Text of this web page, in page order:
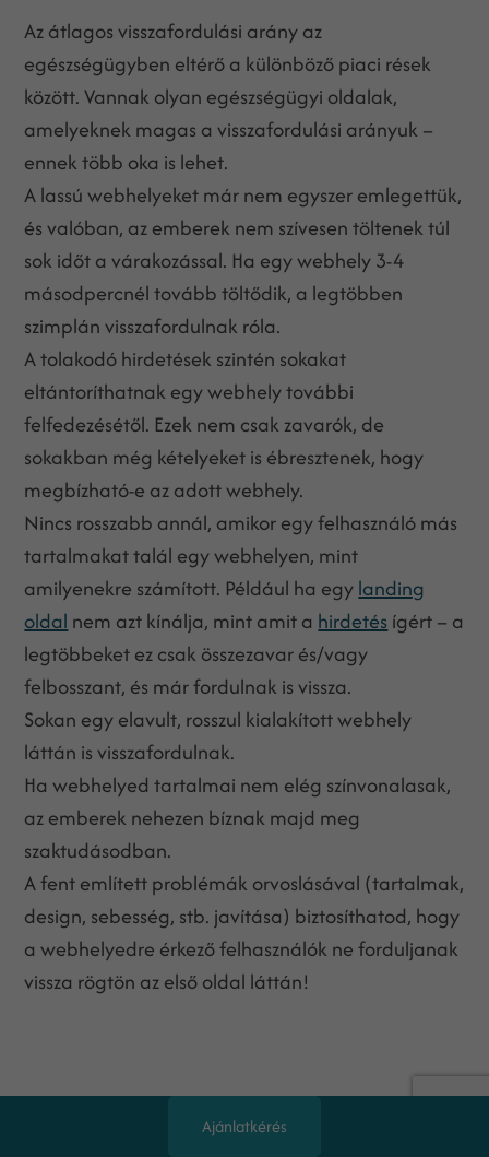
Az átlagos visszafordulási arány az
egészségügyben eltérő a különböző piaci rések
között. Vannak olyan egészségügyi oldalak,
amelyeknek magas a visszafordulási arányuk –
ennek több oka is lehet.
A lassú webhelyeket már nem egyszer emlegettük,
és valóban, az emberek nem szívesen töltenek túl
sok időt a várakozással. Ha egy webhely 3-4
másodpercnél tovább töltődik, a legtöbben
szimplán visszafordulnak róla.
A tolakodó hirdetések szintén sokakat
eltántoríthatnak egy webhely további
felfedezésétől. Ezek nem csak zavarók, de
sokakban még kételyeket is ébresztenek, hogy
megbízható-e az adott webhely.
Nincs rosszabb annál, amikor egy felhasználó más
tartalmakat talál egy webhelyen, mint
amilyenekre számított. Például ha egylanding
oldal nem azt kínálja, mint amit a hirdetés ígért – a
legtöbbeket ez csak összezavar és/vagy
felbosszant, és már fordulnak is vissza.
Sokan egy elavult, rosszul kialakított webhely
láttán is visszafordulnak.
Ha webhelyed tartalmai nem elég színvonalasak,
az emberek nehezen bíznak majd meg
szaktudásodban.
A fent említett problémák orvoslásával (tartalmak,
design, sebesség, stb. javítása) biztosíthatod, hogy
a webhelyedre érkező felhasználók ne forduljanak
vissza rögtön az első oldal láttán!
Ajánlatkérés